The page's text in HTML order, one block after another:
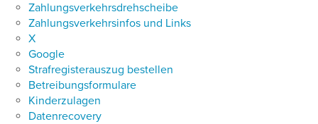
Zahlungsverkehrsdrehscheibe
Zahlungsverkehrsinfos und Links
X
Google
Strafregisterauszug bestellen
Betreibungsformulare
Kinderzulagen
Datenrecovery